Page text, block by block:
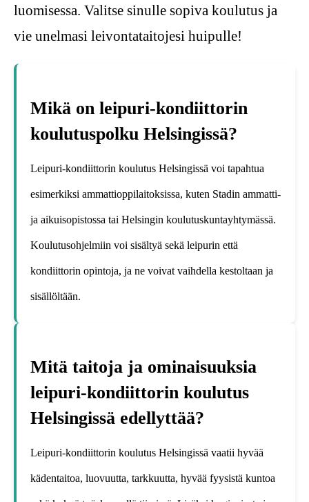
luomisessa. Valitse sinulle sopiva koulutus ja
vie unelmasi leivontataitojesi huipulle!
Mikä on leipuri-kondiittorin
koulutuspolku Helsingissä?
Leipuri-kondiittorin koulutus Helsingissä voi tapahtua
esimerkiksi ammattioppilaitoksissa, kuten Stadin ammatti-
ja aikuisopistossa tai Helsingin koulutuskuntayhtymässä.
Koulutusohjelmiin voi sisältyä sekä leipurin että
kondiittorin opintoja, ja ne voivat vaihdella kestoltaan ja
sisällöltään.
Mitä taitoja ja ominaisuuksia
leipuri-kondiittorin koulutus
Helsingissä edellyttää?
Leipuri-kondiittorin koulutus Helsingissä vaatii hyvää
kädentaitoa, luovuutta, tarkkuutta, hyvää fyysistä kuntoa